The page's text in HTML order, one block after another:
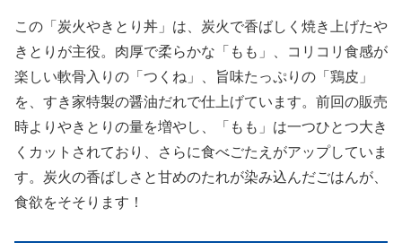
この「炭火やきとり丼」は、炭火で香ばしく焼き上げたや
きとりが主役。肉厚で柔らかな「もも」、コリコリ食感が
楽しい軟骨入りの「つくね」、旨味たっぷりの「鶏皮」
を、すき家特製の醤油だれで仕上げています。前回の販売
時よりやきとりの量を増やし、「もも」は一つひとつ大き
くカットされており、さらに食べごたえがアップしていま
す。炭火の香ばしさと甘めのたれが染み込んだごはんが、
食欲をそそります！